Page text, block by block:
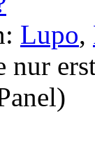
Lupo,
nur